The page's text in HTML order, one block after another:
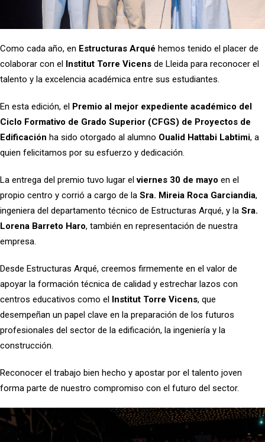
Como cada año, en Estructuras Arqué hemos tenido el placer de
colaborar con el Institut Torre Vicens de Lleida para reconocer el
talento y la excelencia académica entre sus estudiantes.
En esta edición, el Premio al mejor expediente académico del
Ciclo Formativo de Grado Superior (CFGS) de Proyectos de
Edificación ha sido otorgado al alumno Oualid Hattabi Labtimi, a
quien felicitamos por su esfuerzo y dedicación.
La entrega del premio tuvo lugar elviernes 30 de mayo en el
propio centro y corrió a cargo de la Sra. Mireia Roca Garciandia,
ingeniera del departamento técnico de Estructuras Arqué, y la Sra.
Lorena Barreto Haro, también en representación de nuestra
empresa.
Desde Estructuras Arqué, creemos firmemente en el valor de
apoyar la formación técnica de calidad y estrechar lazos con
centros educativos como el Institut Torre Vicens, que
desempeñan un papel clave en la preparación de los futuros
profesionales del sector de la edificación, la ingeniería y la
construcción.
Reconocer el trabajo bien hecho y apostar por el talento joven
forma parte de nuestro compromiso con el futuro del sector.